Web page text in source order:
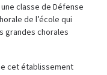
classe de Défense
de l’école qui
grandes chorales
cet établissement